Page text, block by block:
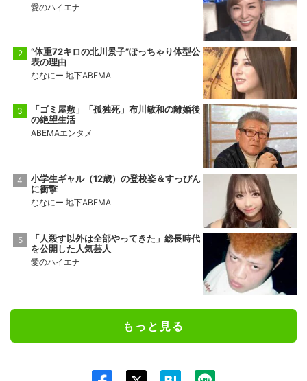
愛のハイエナ
“体重72キロの北川景子”ぽっちゃり体型公
表の理由
ななにー 地下ABEMA
「ゴミ屋敷」「孤独死」布川敏和の離婚後
の絶望生活
ABEMAエンタメ
小学生ギャル（12歳）の登校姿＆すっぴん
に衝撃
ななにー 地下ABEMA
「人殺す以外は全部やってきた」総長時代
を公開した人気芸人
愛のハイエナ
もっと見る